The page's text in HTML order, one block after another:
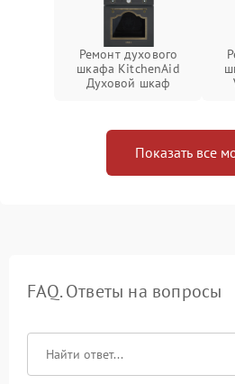
Ремонт духового
шкафа KitchenAid
Духовой шкаф
Показать все
FAQ. Ответы на вопросы